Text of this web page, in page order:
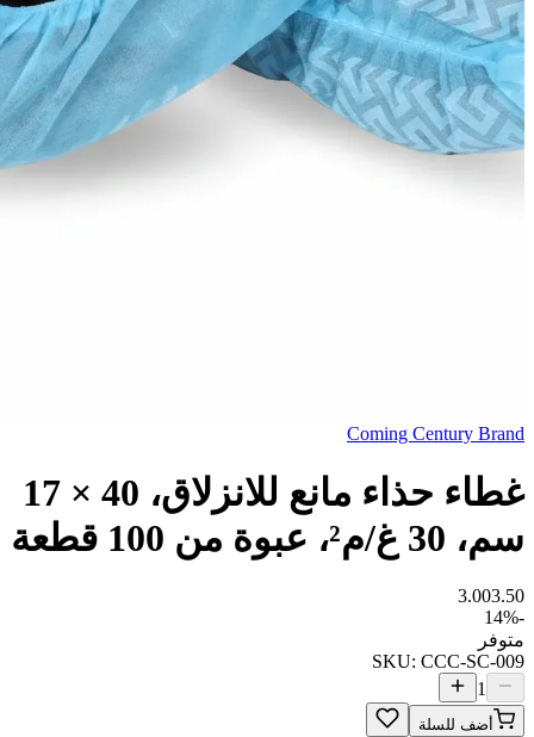
Coming Century Brand
غطاء حذاء مانع للانزلاق، 40 × 17
سم، 30 غ/م²، عبوة من 100 قطعة
3.003.50
14%
متوفر
SKU:CCC-SC-009
أضف للسلة